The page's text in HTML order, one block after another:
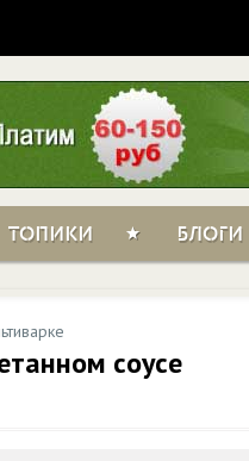
ТОПИКИ БЛОГИ
соусе